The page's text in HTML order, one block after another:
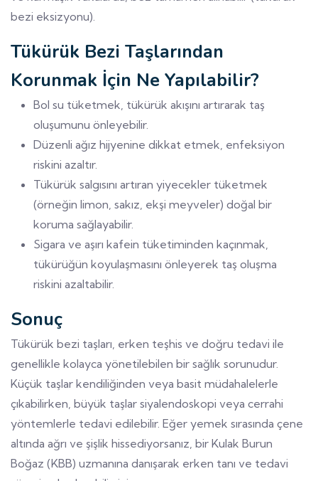
bezi eksizyonu).
Tükürük Bezi Taşlarından
Korunmak İçin Ne Yapılabilir?
Bol su tüketmek, tükürük akışını artırarak taş
oluşumunu önleyebilir.
Düzenli ağız hijyenine dikkat etmek, enfeksiyon
riskini azaltır.
Tükürük salgısını artıran yiyecekler tüketmek
(örneğin limon, sakız, ekşi meyveler) doğal bir
koruma sağlayabilir.
Sigara ve aşırı kafein tüketiminden kaçınmak,
tükürüğün koyulaşmasını önleyerek taş oluşma
riskini azaltabilir.
Sonuç
Tükürük bezi taşları, erken teşhis ve doğru tedavi ile
genellikle kolayca yönetilebilen bir sağlık sorunudur.
Küçük taşlar kendiliğinden veya basit müdahalelerle
çıkabilirken, büyük taşlar siyalendoskopi veya cerrahi
yöntemlerle tedavi edilebilir. Eğer yemek sırasında çene
altında ağrı ve şişlik hissediyorsanız, bir Kulak Burun
Boğaz (KBB) uzmanına danışarak erken tanı ve tedavi